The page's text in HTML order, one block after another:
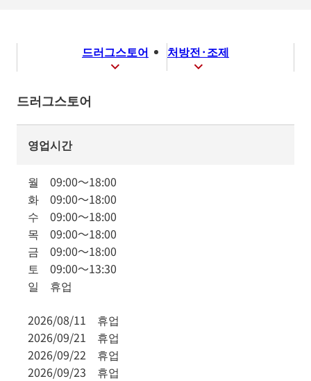
드러그스토어 처방전·조제
드러그스토어
영업시간
월 09:00～18:00
화 09:00～18:00
수 09:00～18:00
목 09:00～18:00
금 09:00～18:00
토 09:00～13:30
일 휴업
2026/08/11 휴업
2026/09/21 휴업
2026/09/22 휴업
2026/09/23 휴업